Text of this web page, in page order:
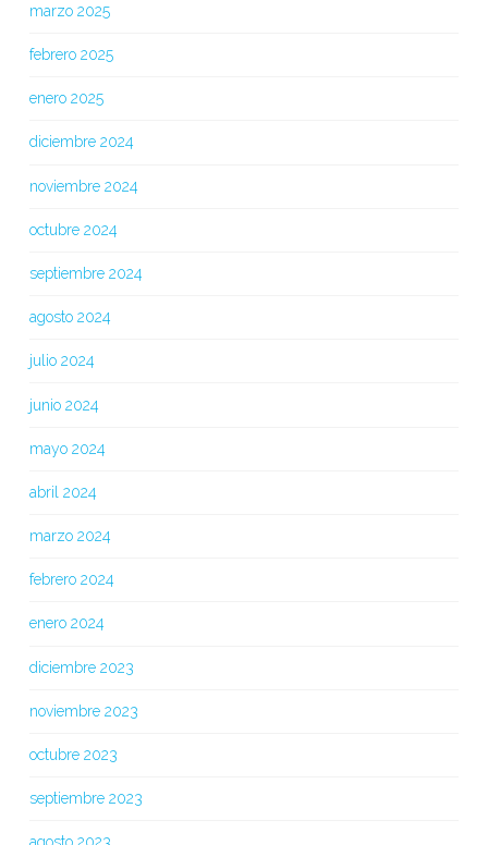
marzo 2025
febrero 2025
enero 2025
diciembre 2024
noviembre 2024
octubre 2024
septiembre 2024
agosto 2024
julio 2024
junio 2024
mayo 2024
abril 2024
marzo 2024
febrero 2024
enero 2024
diciembre 2023
noviembre 2023
octubre 2023
septiembre 2023